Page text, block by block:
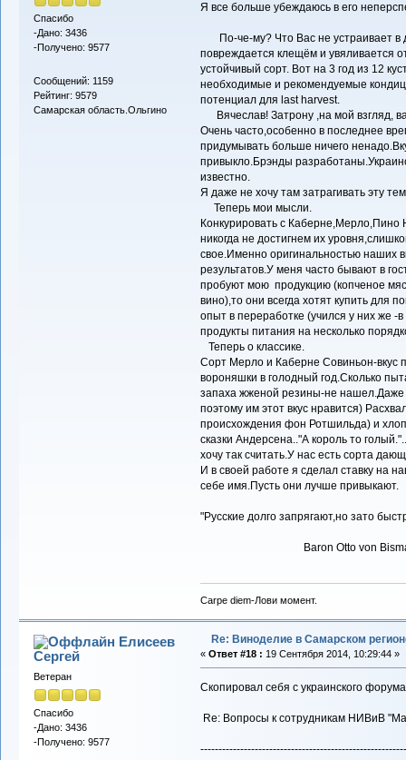
Спасибо
-Дано: 3436
-Получено: 9577
Сообщений: 1159
Рейтинг: 9579
Самарская область.Ольгино
Я все больше убеждаюсь в его
По-че-му? Что Вас не устраивает в
повреждается клещём и увяливается
устойчивый сорт. Вот на 3 год из 12
необходимые и рекомендуемые
потенциал для last harvest.
Вячеслав! Затрону ,на мой взгляд,
Очень часто,особенно в последнее
придумывать больше ничего
привыкло.Брэнды
известно.
Я даже не хочу там затрагивать эту
Теперь мои мысли.
Конкурировать с
никогда не достигнем их
свое.Именно оригинальностью наших
результатов.У меня часто бывают в
пробуют мою продукцию (копченое
вино),то они всегда хотят купить для
опыт в переработке (учился у них же
продукты питания на несколько
Теперь о классике.
Сорт Мерло и Каберне Совиньон-вкус
вороняшки в голодный год.Сколько
запаха жженой резины-не
поэтому им этот вкус нравится)
происхождения фон Ротшильда) и
сказки Андерсена.."А король то
хочу так считать.У нас есть сорта
И в своей работе я сделал ставку на
себе имя.Пусть они лучше привыкают.
"Русские долго запрягают,но зато
Baron Otto von
Carpe diem-Лови момент.
Елисеев
Сергей
Ветеран
Спасибо
-Дано: 3436
-Получено: 9577
Re: Виноделие в Самарском
« Ответ #18 : 19 Сентября 2014, 10:29:44 »
Скопировал себя с украинского
Re: Вопросы к сотрудникам НИВиВ